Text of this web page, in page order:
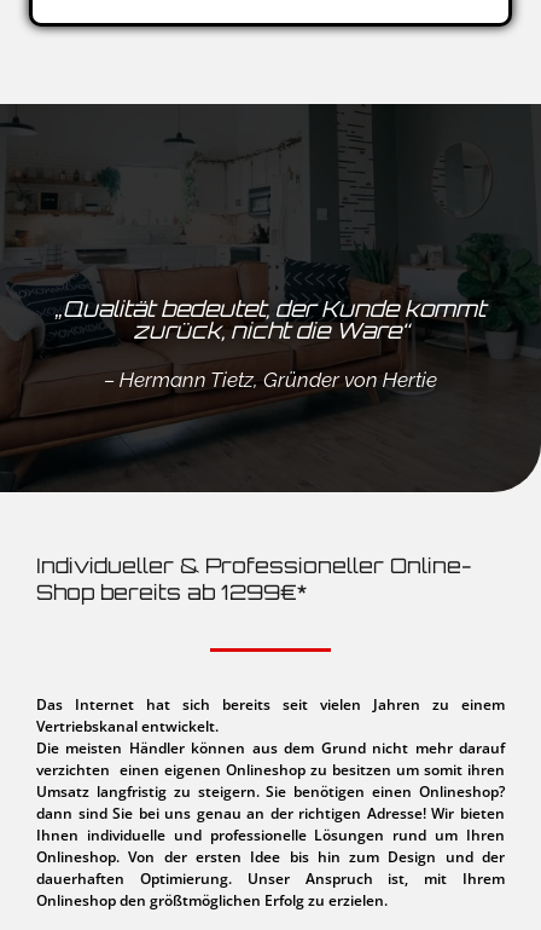
„Qualität bedeutet, der Kunde kommt
zurück, nicht die Ware“
– Hermann Tietz, Gründer von Hertie
Individueller & Professioneller Online-
Shop bereits ab 1299€*
Das Internet hat sich bereits seit vielen Jahren zu einem
Vertriebskanal entwickelt.
Die meisten Händler können aus dem Grund nicht mehr darauf
verzichten einen eigenen Onlineshop zu besitzen um somit ihren
Umsatz langfristig zu steigern. Sie benötigen einen Onlineshop?
dann sind Sie bei uns genau an der richtigen Adresse!Wir bieten
Ihnen individuelle und professionelle Lösungen rund um Ihren
Onlineshop.Von der ersten Idee bis hin zum Design und der
dauerhaften Optimierung. Unser Anspruch ist, mit Ihrem
Onlineshop den größtmöglichen Erfolg zu erzielen.